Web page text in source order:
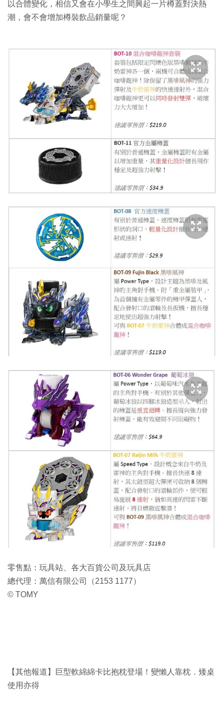
以合體變化，相信又會在小學生之間興起一片樽蓋對決熱
潮，會不會增加樽裝飲品銷量呢？
零售點：玩具站、各大百貨公司及玩具店
總代理：萬信有限公司（2153 1177）
© TOMY
【其他報道】巨型軟綿綿卡比抱枕登場！變懶人靠枕．矮桌
使用亦得